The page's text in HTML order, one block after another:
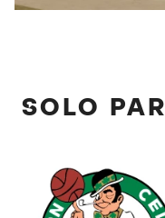
SOLO PARA AUTÉNTICOS